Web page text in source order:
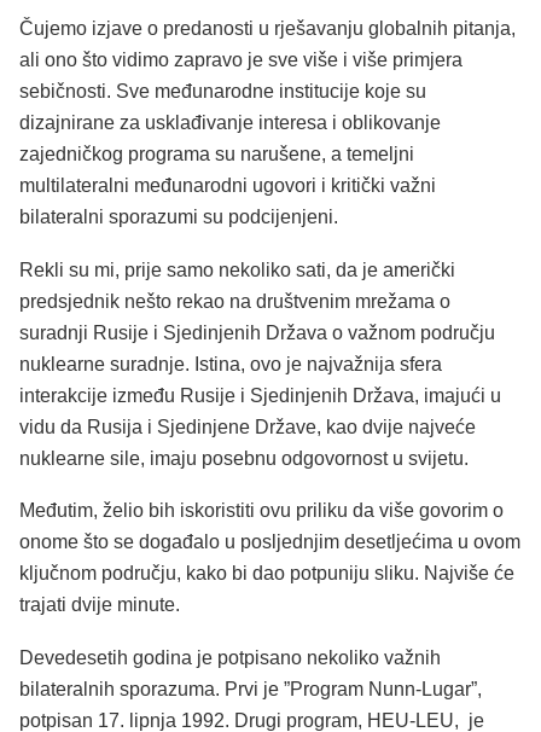
Čujemo izjave o predanosti u rješavanju globalnih pitanja,
ali ono što vidimo zapravo je sve više i više primjera
sebičnosti. Sve međunarodne institucije koje su
dizajnirane za usklađivanje interesa i oblikovanje
zajedničkog programa su narušene, a temeljni
multilateralni međunarodni ugovori i kritički važni
bilateralni sporazumi su podcijenjeni.
Rekli su mi, prije samo nekoliko sati, da je američki
predsjednik nešto rekao na društvenim mrežama o
suradnji Rusije i Sjedinjenih Država o važnom području
nuklearne suradnje. Istina, ovo je najvažnija sfera
interakcije između Rusije i Sjedinjenih Država, imajući u
vidu da Rusija i Sjedinjene Države, kao dvije najveće
nuklearne sile, imaju posebnu odgovornost u svijetu.
Međutim, želio bih iskoristiti ovu priliku da više govorim o
onome što se događalo u posljednjim desetljećima u ovom
ključnom području, kako bi dao potpuniju sliku. Najviše će
trajati dvije minute.
Devedesetih godina je potpisano nekoliko važnih
bilateralnih sporazuma. Prvi je ”Program Nunn-Lugar”,
potpisan 17. lipnja 1992. Drugi program, HEU-LEU, je